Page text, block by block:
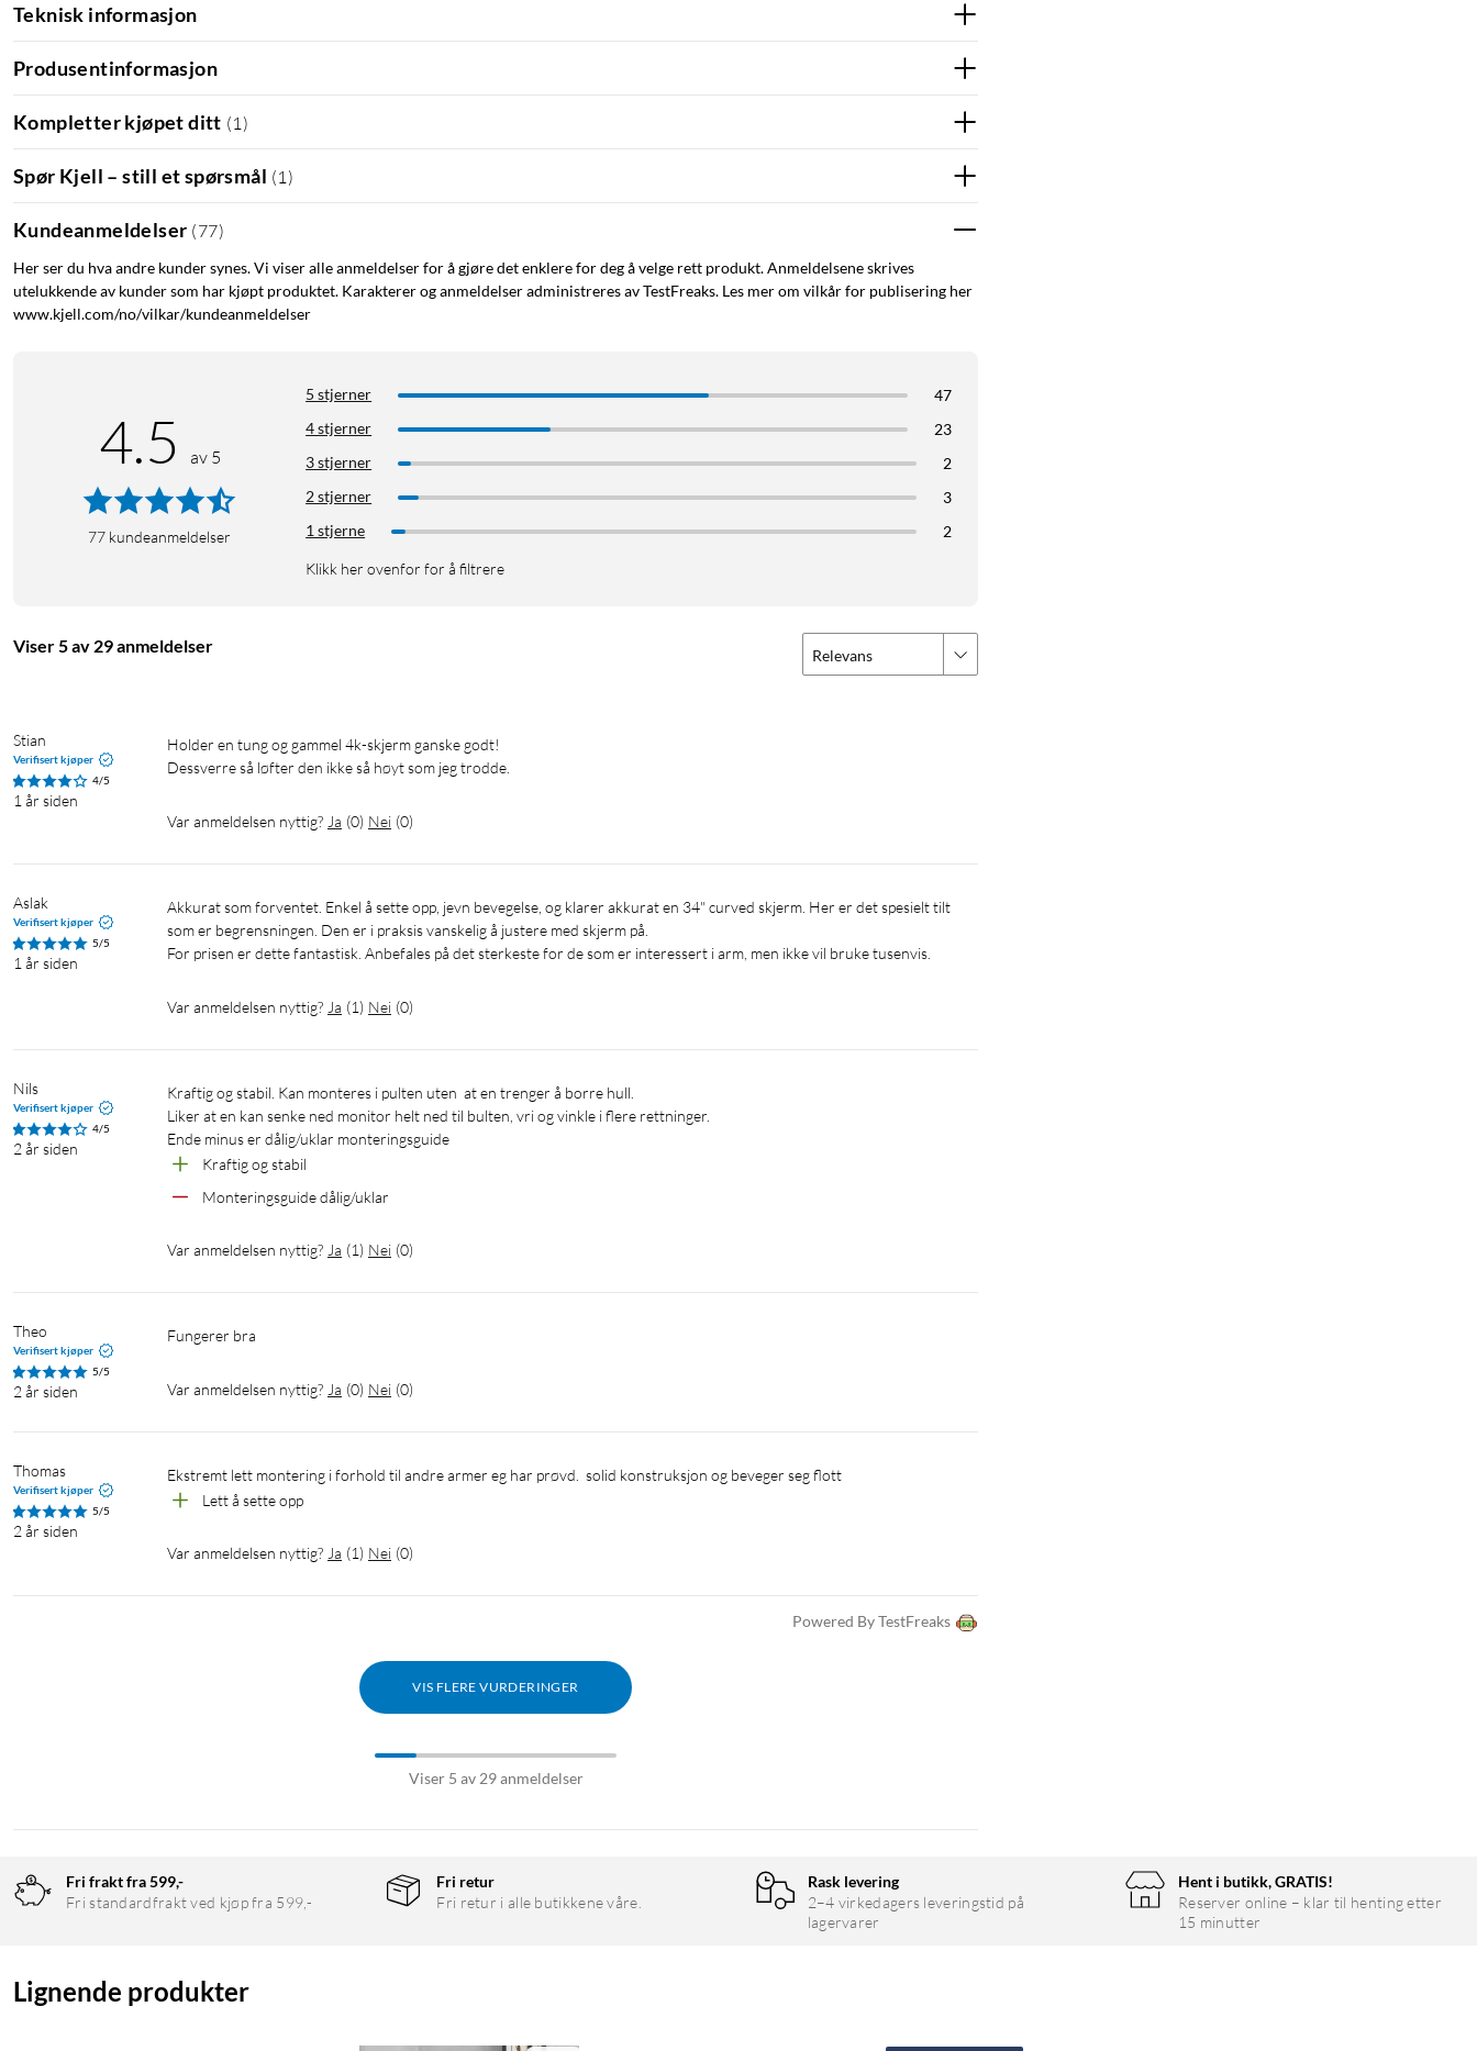
Teknisk informasjon
Produsentinformasjon
Kompletter kjøpet ditt (1 )
Spør Kjell – still et spørsmål (1 )
Kundeanmeldelser (77)
Her ser du hva andre kunder synes. Vi viser alle anmeldelser for å gjøre det enklere for deg å velge rett produkt. Anmeldelsene skrives
utelukkende av kunder som har kjøpt produktet. Karakterer og anmeldelser administreres av TestFreaks. Les mer om vilkår for publisering her
www.kjell.com/no/vilkar/kundeanmeldelser
4.5 av 5
77 kundeanmeldelser
5 stjerner
47
4 stjerner
23
3 stjerner
2
2 stjerner
3
1 stjerne
2
Klikk her ovenfor for å filtrere
Viser 5 av 29 anmeldelser Relevans
Stian
Verifisert kjøper
4/5
1 år siden
Holder en tung og gammel 4k-skjerm ganske godt!
Dessverre så løfter den ikke så høyt som jeg trodde.
Var anmeldelsen nyttig? Ja (0) Nei (0)
Aslak
Verifisert kjøper
5/5
1 år siden
Akkurat som forventet. Enkel å sette opp, jevn bevegelse, og klarer akkurat en 34" curved skjerm. Her er det spesielt tilt
som er begrensningen. Den er i praksis vanskelig å justere med skjerm på.
For prisen er dette fantastisk. Anbefales på det sterkeste for de som er interessert i arm, men ikke vil bruke tusenvis.
Var anmeldelsen nyttig? Ja (1) Nei (0)
Nils
Verifisert kjøper
4/5
2 år siden
Kraftig og stabil. Kan monteres i pulten uten  at en trenger å borre hull.
Liker at en kan senke ned monitor helt ned til bulten, vri og vinkle i flere rettninger.
Ende minus er dålig/uklar monteringsguide
Kraftig og stabil
Monteringsguide dålig/uklar
Var anmeldelsen nyttig? Ja (1) Nei (0)
Theo
Verifisert kjøper
5/5
2 år siden
Fungerer bra
Var anmeldelsen nyttig? Ja (0) Nei (0)
Thomas
Verifisert kjøper
5/5
2 år siden
Ekstremt lett montering i forhold til andre armer eg har prøvd.  solid konstruksjon og beveger seg flott
Lett å sette opp
Var anmeldelsen nyttig? Ja (1) Nei (0)
Powered By TestFreaks
VIS FLERE VURDERINGER
Viser 5 av 29 anmeldelser
Fri frakt fra 599,-
Fri standardfrakt ved kjøp fra 599,-
Fri retur
Fri retur i alle butikkene våre.
Rask levering
2–4 virkedagers leveringstid på
lagervarer
Hent i butikk, GRATIS!
Reserver online – klar til henting etter
15 minutter
Lignende produkter